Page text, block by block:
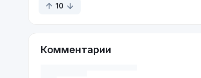
10
Комментарии